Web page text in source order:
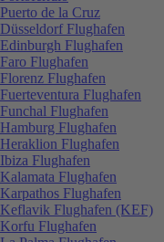
Puerto de la Cruz
Düsseldorf Flughafen
Edinburgh Flughafen
Faro Flughafen
Florenz Flughafen
Fuerteventura Flughafen
Funchal Flughafen
Hamburg Flughafen
Heraklion Flughafen
Ibiza Flughafen
Kalamata Flughafen
Karpathos Flughafen
Keflavik Flughafen (KEF)
Korfu Flughafen